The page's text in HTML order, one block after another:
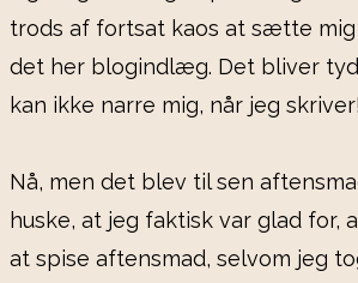
trods af fortsat kaos at sætte
det her blogindlæg. Det bliver
kan ikke narre mig, når jeg skriver!
Nå, men det blev til sen
huske, at jeg faktisk var glad for,
at spise aftensmad, selvom jeg